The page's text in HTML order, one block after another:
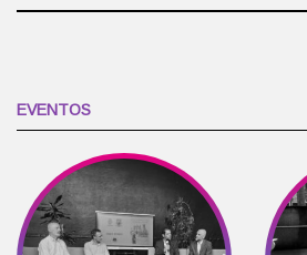
EVENTOS